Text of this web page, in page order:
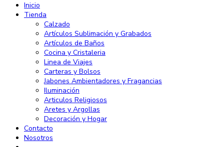
Inicio
Tienda
Calzado
Artículos Sublimación y Grabados
Artículos de Baños
Cocina y Cristaleria
Linea de Viajes
Carteras y Bolsos
Jabones Ambientadores y Fragancias
Iluminación
Articulos Religiosos
Aretes y Argollas
Decoración y Hogar
Contacto
Nosotros